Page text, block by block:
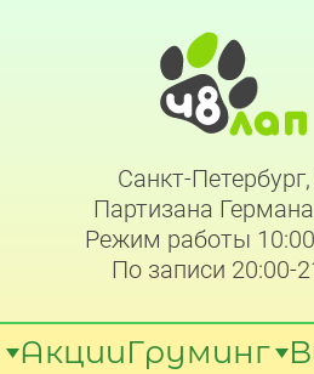
Санкт-Петербург,
Партизана
Режим работы
По записи 20:00-
АкцииГруминг